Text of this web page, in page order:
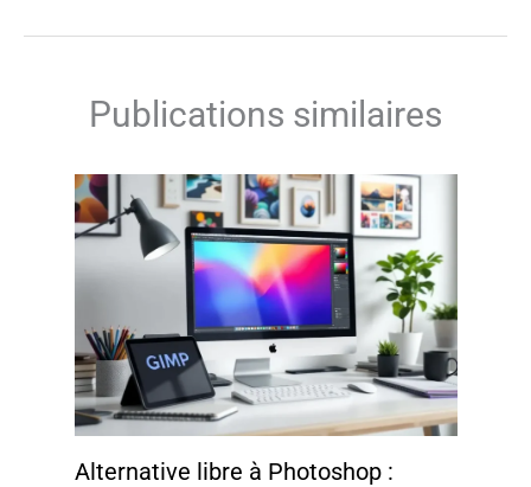
Publications similaires
Alternative libre à Photoshop :